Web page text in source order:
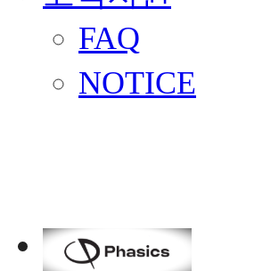
FAQ
NOTICE